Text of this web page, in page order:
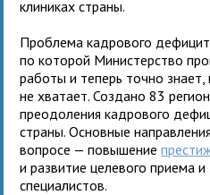
клиниках страны.
Проблема кадрового
по которой Министерство
работы и теперь точно знает,
не хватает. Создано 83
преодоления кадрового
страны. Основные
вопросе — повышение
и развитие целевого приема и
специалистов.